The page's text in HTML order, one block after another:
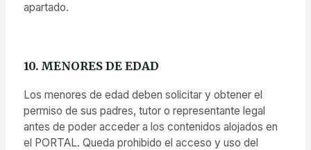
apartado.
10. MENORES DE EDAD
Los menores de edad deben solicitar y obtener el
permiso de sus padres, tutor o representante legal
antes de poder acceder a los contenidos alojados en
el PORTAL. Queda prohibido el acceso y uso del